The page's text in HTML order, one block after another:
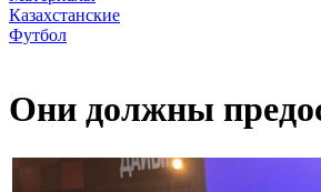
Казахстанские
Футбол
Они должны